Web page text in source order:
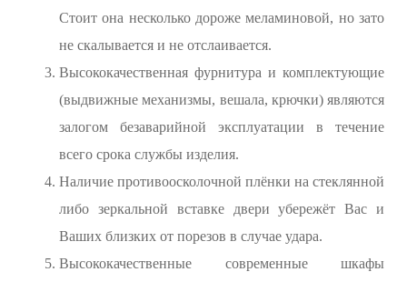
Стоит она несколько дороже меламиновой, но зато
не скалывается и не отслаивается.
Высококачественная фурнитура и комплектующие
(выдвижные механизмы, вешала, крючки) являются
залогом безаварийной эксплуатации в течение
всего срока службы изделия.
Наличие противоосколочной плёнки на стеклянной
либо зеркальной вставке двери убережёт Вас и
Ваших близких от порезов в случае удара.
Высококачественные современные шкафы